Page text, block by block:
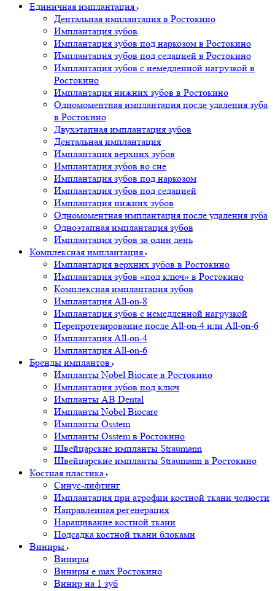
Единичная имплантация
Дентальная имплантация в Ростокино
Имплантация зубов
Имплантация зубов под наркозом в Ростокино
Имплантация зубов под седацией в Ростокино
Имплантация зубов с немедленной нагрузкой в
Ростокино
Имплантация нижних зубов в Ростокино
Одномоментная имплантация после удаления зуба
в Ростокино
Двухэтапная имплантация зубов
Дентальная имплантация
Имплантация верхних зубов
Имплантация зубов во сне
Имплантация зубов под наркозом
Имплантация зубов под седацией
Имплантация нижних зубов
Одномоментная имплантация после удаления зуба
Одноэтапная имплантация зубов
Имплантация зубов за один день
Комплексная имплантация
Имплантация верхних зубов в Ростокино
Имплантация зубов «под ключ» в Ростокино
Комплексная имплантация зубов
Имплантация All-on-8
Имплантация зубов с немедленной нагрузкой
Перепротезирование после All-on-4 или All-on-6
Имплантация All-on-4
Имплантация All-on-6
Бренды имплантов
Импланты Nobel Biocare в Ростокино
Имплантация зубов под ключ
Импланты AB Dental
Импланты Nobel Biocare
Импланты Osstem
Импланты Osstem в Ростокино
Швейцарские импланты Straumann
Швейцарские импланты Straumann в Ростокино
Костная пластика
Cинус-лифтинг
Имплантация при атрофии костной ткани челюсти
Направленная регенерация
Наращивание костной ткани
Подсадка костной ткани блоками
Виниры
Виниры
Виниры e.max Ростокино
Винир на 1 зуб